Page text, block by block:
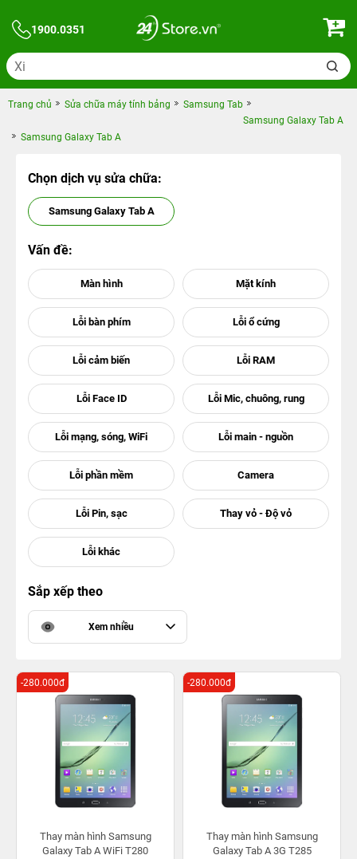
1900.0351
Trang chủ Sửa chữa máy tính bảng
Samsung Tab
Samsung Galaxy Tab A
Samsung Galaxy Tab A
Chọn dịch vụ sửa chữa:
Samsung Galaxy Tab A
Vấn đề:
Sắp xếp theo
Xem nhiều
Thay màn hình Samsung
Galaxy Tab A WiFi T280
-280.000đ
Thay màn hình Samsung
Galaxy Tab A 3G T285
-280.000đ